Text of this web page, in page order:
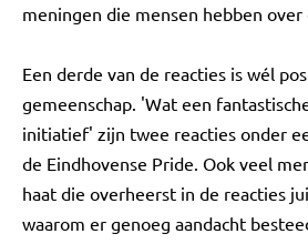
meningen die mensen hebben
Een derde van de reacties is wél
gemeenschap. 'Wat een
initiatief' zijn twee reacties onder
de Eindhovense Pride. Ook veel
haat die overheerst in de reacties
waarom er genoeg aandacht